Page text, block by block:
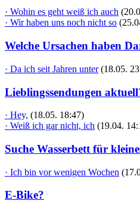
· Wohin es geht weiß ich auch
· Wir haben uns noch nicht so
Welche Ursachen haben
· Da ich seit Jahren unter (18.05.
Lieblingssendungen
· Hey, (18.05. 18:47)
· Weiß ich gar nicht, ich (19.04.
Suche Wasserbett für
· Ich bin vor wenigen Wochen
E-Bike?